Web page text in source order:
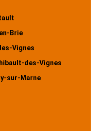
Brie
Vignes
des-Vignes
sur-Marne